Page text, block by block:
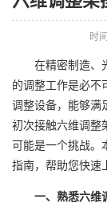
时
在精密制造、光
的调整工作是必不
调整设备，能够满
初次接触六维调整
可能是一个挑战。
指南，帮助您快速
一、熟悉六维